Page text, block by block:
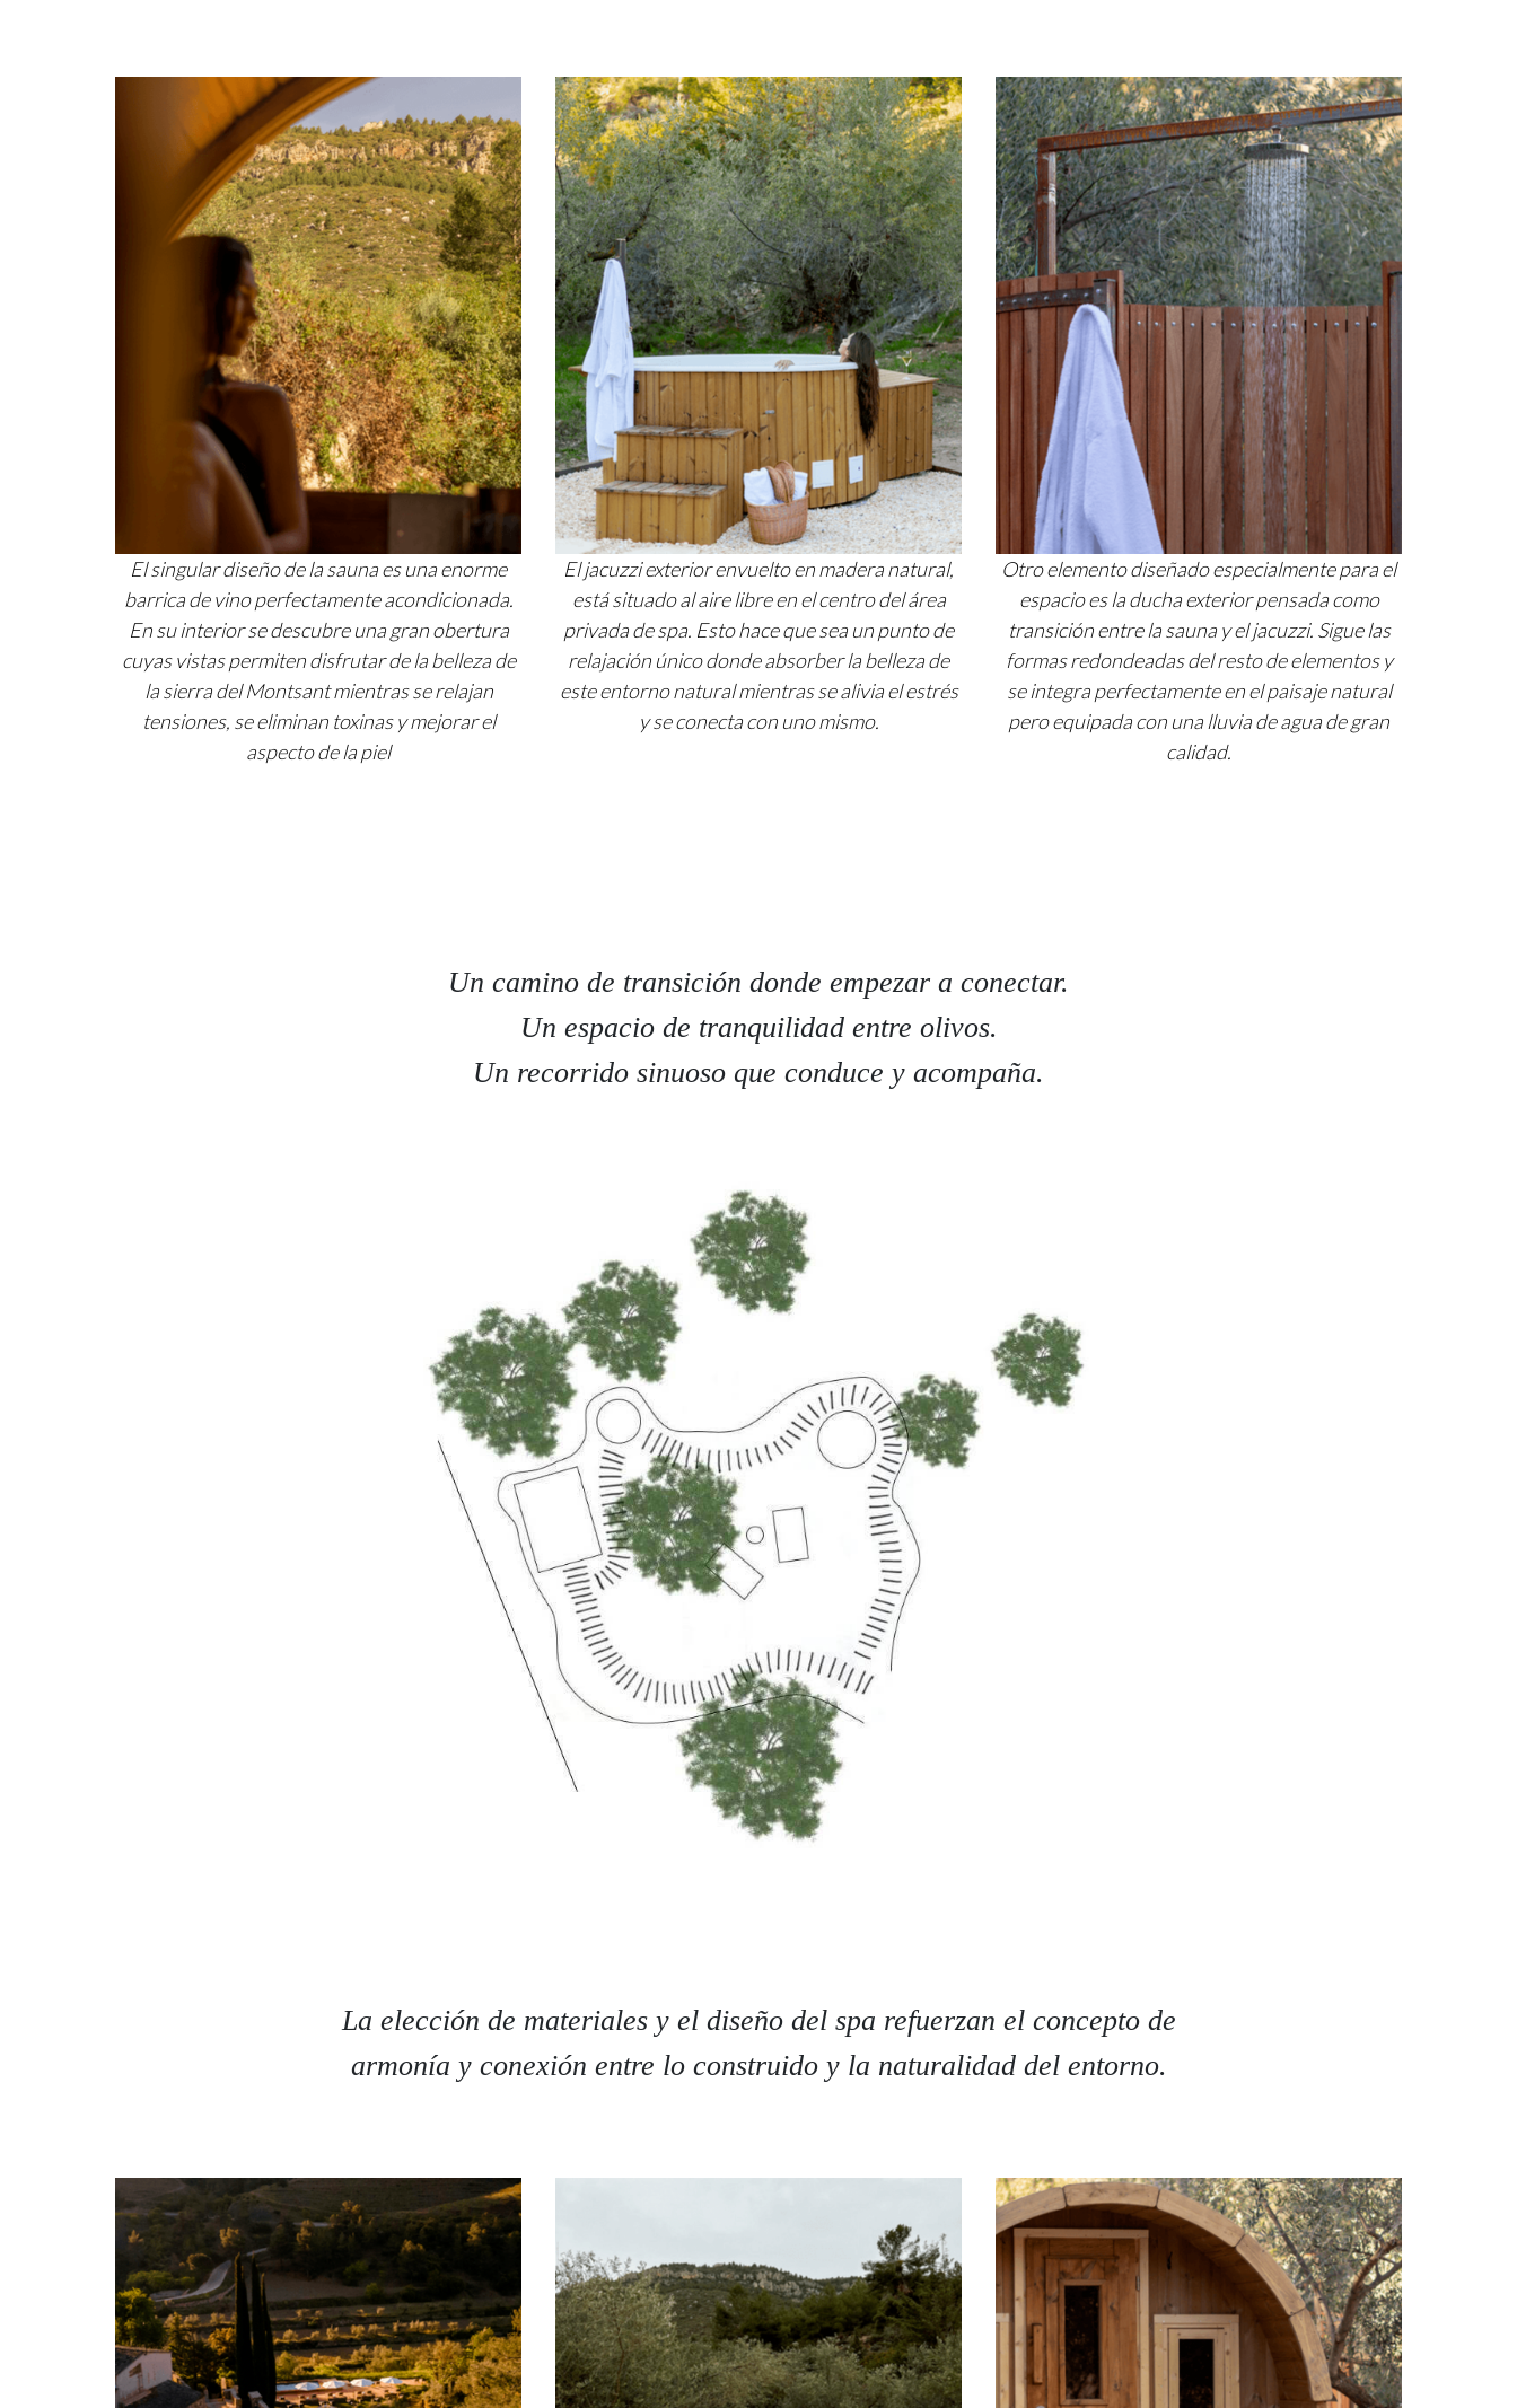
El singular diseño de la sauna es una enorme
barrica de vino perfectamente acondicionada.
En su interior se descubre una gran obertura
cuyas vistas permiten disfrutar de la belleza de
la sierra del Montsant mientras se relajan
tensiones, se eliminan toxinas y mejorar el
aspecto de la piel
El jacuzzi exterior envuelto en madera natural,
está situado al aire libre en el centro del área
privada de spa. Esto hace que sea un punto de
relajación único donde absorber la belleza de
este entorno natural mientras se alivia el estrés
y se conecta con uno mismo.
Otro elemento diseñado especialmente para el
espacio es la ducha exterior pensada como
transición entre la sauna y el jacuzzi. Sigue las
formas redondeadas del resto de elementos y
se integra perfectamente en el paisaje natural
pero equipada con una lluvia de agua de gran
calidad.
Un camino de transición donde empezar a conectar.
Un espacio de tranquilidad entre olivos.
Un recorrido sinuoso que conduce y acompaña.
La elección de materiales y el diseño del spa refuerzan el concepto de
armonía y conexión entre lo construido y la naturalidad del entorno.